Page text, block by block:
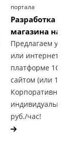
портала
Разработка
магазина на
Предлагаем
или интернет-
платформе 1С-
сайтом (или 1С-
Корпоративный
индивидуальные
руб./час!